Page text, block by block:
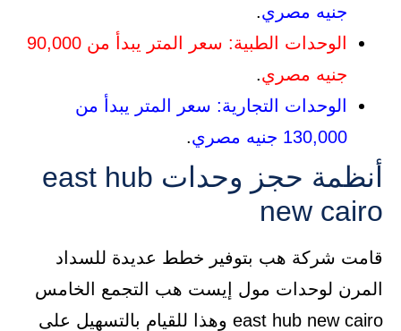
جنيه مصري.
الوحدات الطبية: سعر المتر يبدأ من 90,000
جنيه مصري.
الوحدات التجارية: سعر المتر يبدأ من
130,000 جنيه مصري
.
أنظمة حجز وحدات east hub
new cairo
قامت شركة هب بتوفير خطط عديدة للسداد
المرن لوحدات مول إيست هب التجمع الخامس
east hub new cairo وهذا للقيام بالتسهيل على